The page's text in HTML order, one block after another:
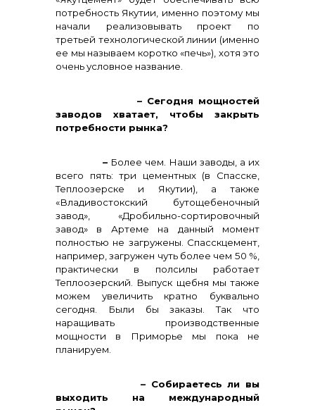
потребность Якутии, именно поэтому мы
начали реализовывать проект по
третьей технологической линии (именно
ее мы называем коротко «печь»), хотя это
очень условное название.
– Сегодня мощностей
заводов хватает, чтобы закрыть
потребности рынка?
– Более чем. Наши заводы, а их
всего пять: три цементных (в Спасске,
Теплоозерске и Якутии), а также
«Владивостокский бутощебеночный
завод», «Дробильно-сортировочный
завод» в Артеме на данный момент
полностью не загружены. Спасскцемент,
например, загружен чуть более чем 50 %,
практически в полсилы работает
Теплоозерский. Выпуск щебня мы также
можем увеличить кратно буквально
сегодня. Были бы заказы. Так что
наращивать производственные
мощности в Приморье мы пока не
планируем.
– Собираетесь ли вы
выходить на международный